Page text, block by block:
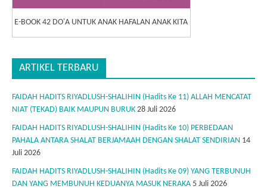
E-BOOK 42 DO'A UNTUK ANAK HAFALAN ANAK KITA
ARTIKEL TERBARU
FAIDAH HADITS RIYADLUSH-SHALIHIN (Hadits Ke 11) ALLAH MENCATAT
NIAT (TEKAD) BAIK MAUPUN BURUK 28 Juli 2026
FAIDAH HADITS RIYADLUSH-SHALIHIN (Hadits Ke 10) PERBEDAAN
PAHALA ANTARA SHALAT BERJAMAAH DENGAN SHALAT SENDIRIAN 14
Juli 2026
FAIDAH HADITS RIYADLUSH-SHALIHIN (Hadits Ke 09) YANG TERBUNUH
DAN YANG MEMBUNUH KEDUANYA MASUK NERAKA 5 Juli 2026